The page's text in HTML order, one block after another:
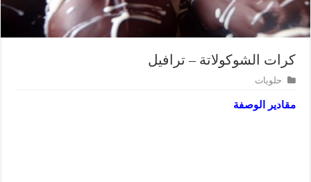
كرات الشوكولاتة – ترافيل
حلويات
مقادير الوصفة